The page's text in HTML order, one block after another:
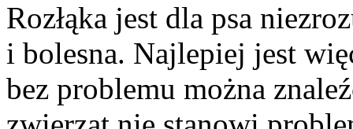
Rozłąka jest dla psa
i bolesna. Najlepiej jest
bez problemu można